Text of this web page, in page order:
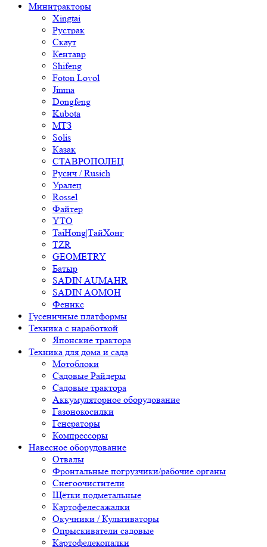
Минитракторы
Xingtai
Рустрак
Скаут
Кентавр
Shifeng
Foton Lovol
Jinma
Dongfeng
Kubota
МТЗ
Solis
Казак
СТАВРОПОЛЕЦ
Русич / Rusich
Уралец
Rossel
Файтер
YTO
TaiHong|ТайХонг
TZR
GEOMETRY
Батыр
SADIN AUMAHR
SADIN AOMOH
Феникс
Гусеничные платформы
Техника с наработкой
Японские трактора
Техника для дома и сада
Мотоблоки
Садовые Райдеры
Садовые трактора
Аккумуляторное оборудование
Газонокосилки
Генераторы
Компрессоры
Навесное оборудование
Отвалы
Фронтальные погрузчики/рабочие органы
Снегоочистители
Щётки подметальные
Картофелесажалки
Окучники / Культиваторы
Опрыскиватели садовые
Картофелекопалки